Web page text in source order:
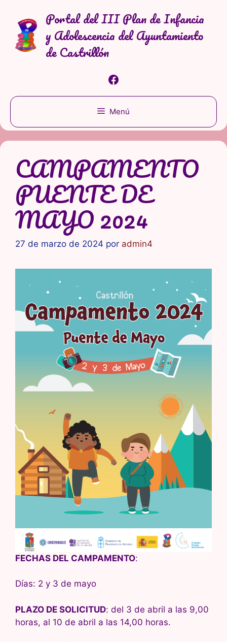
contenido
Portal del III Plan de Infancia
y Adolescencia del Ayuntamiento
de Castrillón
Facebook
Menú
CAMPAMENTO
PUENTE DE
MAYO 2024
27 de marzo de 2024 por admin4
FECHAS DEL CAMPAMENTO:
Días: 2 y 3 de mayo
PLAZO DE SOLICITUD: del 3 de abril a las 9,00
horas, al 10 de abril a las 14,00 horas.